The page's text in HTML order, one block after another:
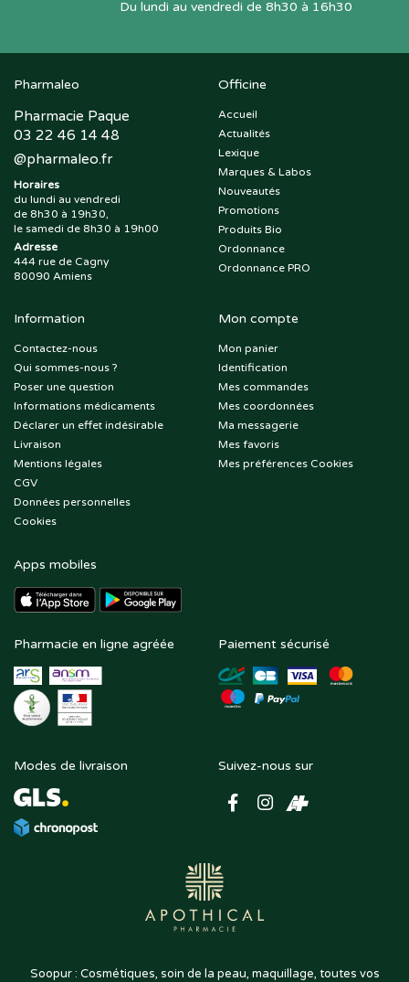
Du lundi au vendredi de 8h30 à 16h30
Pharmaleo
Pharmacie Paque
03 22 46 14 48
@pharmaleo.fr
Horaires
du lundi au vendredi
de 8h30 à 19h30,
le samedi de 8h30 à 19h00
Adresse
444 rue de Cagny
80090 Amiens
Officine
Accueil
Actualités
Lexique
Marques & Labos
Nouveautés
Promotions
Produits Bio
Ordonnance
Ordonnance PRO
Information
Contactez-nous
Qui sommes-nous ?
Poser une question
Informations médicaments
Déclarer un effet indésirable
Livraison
Mentions légales
CGV
Données personnelles
Cookies
Mon compte
Mon panier
Identification
Mes commandes
Mes coordonnées
Ma messagerie
Mes favoris
Mes préférences Cookies
Apps mobiles
Pharmacie en ligne agréée Paiement sécurisé
Modes de livraison Suivez-nous sur
Soopur : Cosmétiques, soin de la peau, maquillage, toutes vos